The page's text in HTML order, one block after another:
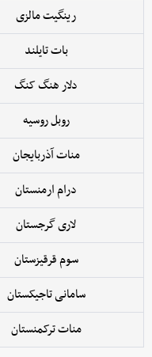
رینگیت مالزی
بات تایلند
دلار هنگ کنگ
روبل روسیه
منات آذربایجان
درام ارمنستان
لاری گرجستان
سوم قرقیزستان
سامانی تاجیکستان
منات ترکمنستان